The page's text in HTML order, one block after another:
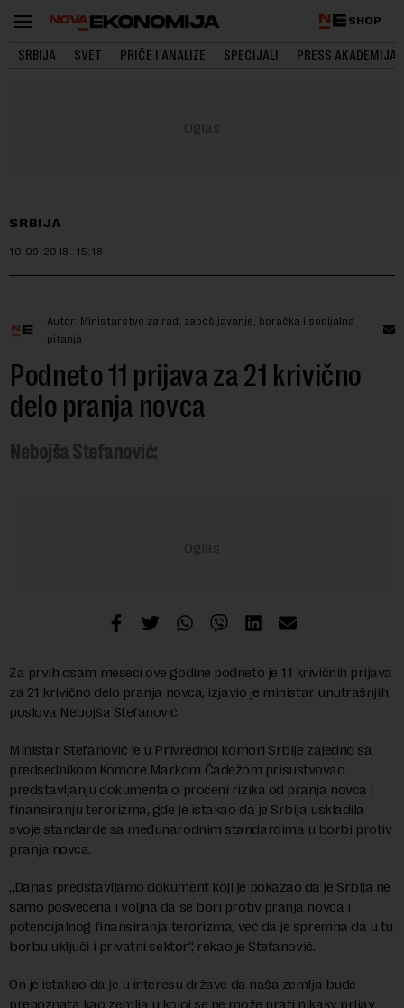
SHOP
SRBIJA SVET PRIČE I ANALIZE SPECIJALI PRESS AKADEMIJA
SRBIJA
10.09.2018. 15:18
Autor: Ministarstvo za rad, zapošljavanje, boračka i socijalna
pitanja
Podneto 11 prijava za 21 krivično
delo pranja novca
Nebojša Stefanović:
Za prvih osam meseci ove godine podneto je 11 krivičnih prijava
za 21 krivično delo pranja novca, izjavio je ministar unutrašnjih
poslova Nebojša Stefanović.
Ministar Stefanović je u Privrednoj komori Srbije zajedno sa
predsednikom Komore Markom Čadežom prisustvovao
predstavljanju dokumenta o proceni rizika od pranja novca i
finansiranju terorizma, gde je istakao da je Srbija uskladila
svoje standarde sa međunarodnim standardima u borbi protiv
pranja novca.
„Danas predstavljamo dokument koji je pokazao da je Srbija ne
samo posvećena i voljna da se bori protiv pranja novca i
potencijalnog finansiranja terorizma, već da je spremna da u tu
borbu uključi i privatni sektor“, rekao je Stefanović.
On je istakao da je u interesu države da naša zemlja bude
prepoznata kao zemlja u kojoj se ne može prati nikakv prljav